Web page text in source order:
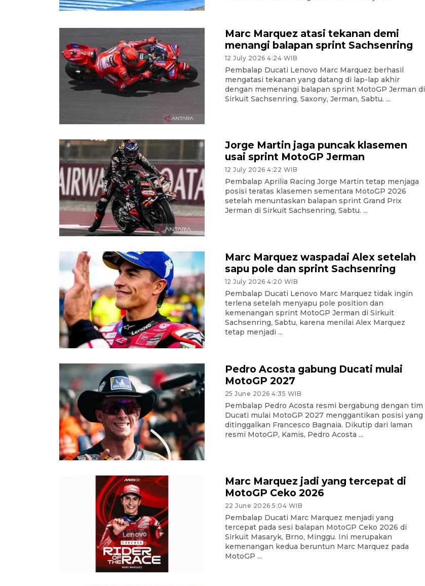
Marc Marquez atasi tekanan demi
menangi balapan sprint Sachsenring
12 July 2026 4:24 WIB
Pembalap Ducati Lenovo Marc Marquez berhasil
mengatasi tekanan yang datang di lap-lap akhir
dengan memenangi balapan sprint MotoGP Jerman di
Sirkuit Sachsenring, Saxony, Jerman, Sabtu. ...
Jorge Martin jaga puncak klasemen
usai sprint MotoGP Jerman
12 July 2026 4:22 WIB
Pembalap Aprilia Racing Jorge Martin tetap menjaga
posisi teratas klasemen sementara MotoGP 2026
setelah menuntaskan balapan sprint Grand Prix
Jerman di Sirkuit Sachsenring, Sabtu. ...
Marc Marquez waspadai Alex setelah
sapu pole dan sprint Sachsenring
12 July 2026 4:20 WIB
Pembalap Ducati Lenovo Marc Marquez tidak ingin
terlena setelah menyapu pole position dan
kemenangan sprint MotoGP Jerman di Sirkuit
Sachsenring, Sabtu, karena menilai Alex Marquez
tetap menjadi ...
Pedro Acosta gabung Ducati mulai
MotoGP 2027
25 June 2026 4:35 WIB
Pembalap Pedro Acosta resmi bergabung dengan tim
Ducati mulai MotoGP 2027 menggantikan posisi yang
ditinggalkan Francesco Bagnaia. Dikutip dari laman
resmi MotoGP, Kamis, Pedro Acosta ...
Marc Marquez jadi yang tercepat di
MotoGP Ceko 2026
22 June 2026 5:04 WIB
Pembalap Ducati Marc Marquez menjadi yang
tercepat pada sesi balapan MotoGP Ceko 2026 di
Sirkuit Masaryk, Brno, Minggu. Ini merupakan
kemenangan kedua beruntun Marc Marquez pada
MotoGP ...